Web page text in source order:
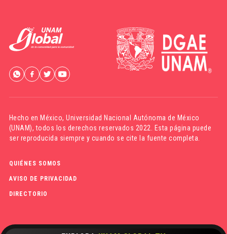
Hecho en México,Universidad Nacional Autónoma de México
(UNAM), todos los derechos reservados 2022. Esta página puede
ser reproducida siempre y cuando se cite la fuente completa.
QUIÉNES SOMOS
AVISO DE PRIVACIDAD
DIRECTORIO